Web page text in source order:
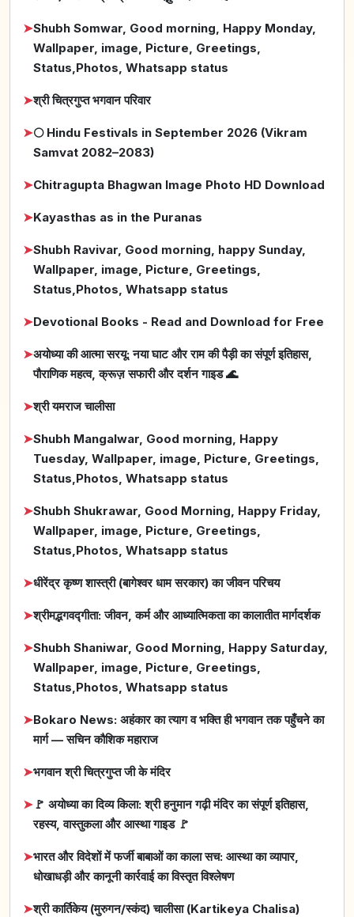
➤Shubh Somwar, Good morning, Happy Monday,
Wallpaper, image, Picture, Greetings,
Status,Photos, Whatsapp status
➤श्री चित्रगुप्त भगवान परिवार
➤🌕 Hindu Festivals in September 2026 (Vikram
Samvat 2082–2083)
➤Chitragupta Bhagwan Image Photo HD Download
➤Kayasthas as in the Puranas
➤Shubh Ravivar, Good morning, happy Sunday,
Wallpaper, image, Picture, Greetings,
Status,Photos, Whatsapp status
➤Devotional Books - Read and Download for Free
➤अयोध्या की आत्मा सरयू: नया घाट और राम की पैड़ी का संपूर्ण इतिहास,
पौराणिक महत्व, क्रूज़ सफारी और दर्शन गाइड 🌊
➤श्री यमराज चालीसा
➤Shubh Mangalwar, Good morning, Happy
Tuesday, Wallpaper, image, Picture, Greetings,
Status,Photos, Whatsapp status
➤Shubh Shukrawar, Good Morning, Happy Friday,
Wallpaper, image, Picture, Greetings,
Status,Photos, Whatsapp status
➤धीरेंद्र कृष्ण शास्त्री (बागेश्वर धाम सरकार) का जीवन परिचय
➤श्रीमद्भगवद्गीता: जीवन, कर्म और आध्यात्मिकता का कालातीत मार्गदर्शक
➤Shubh Shaniwar, Good Morning, Happy Saturday,
Wallpaper, image, Picture, Greetings,
Status,Photos, Whatsapp status
➤Bokaro News: अहंकार का त्याग व भक्ति ही भगवान तक पहुँचने का
मार्ग — सचिन कौशिक महाराज
➤भगवान श्री चित्रगुप्त जी के मंदिर
➤🚩 अयोध्या का दिव्य किला: श्री हनुमान गढ़ी मंदिर का संपूर्ण इतिहास,
रहस्य, वास्तुकला और आस्था गाइड 🚩
➤भारत और विदेशों में फर्जी बाबाओं का काला सच: आस्था का व्यापार,
धोखाधड़ी और कानूनी कार्रवाई का विस्तृत विश्लेषण
➤श्री कार्तिकेय (मुरुगन/स्कंद) चालीसा (Kartikeya Chalisa)